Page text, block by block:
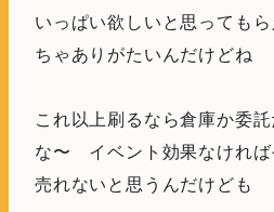
いっぱい欲しいと思っても
ちゃありがたいんだけどね
これ以上刷るなら倉庫か委
な〜 イベント効果なければ
売れないと思うんだけども